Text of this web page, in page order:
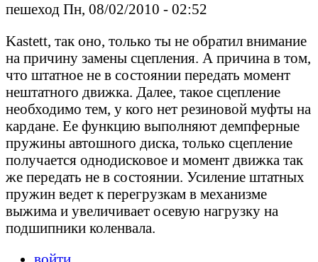
пешеход Пн, 08/02/2010 - 02:52
Kastett, так оно, только ты не обратил внимание
на причину замены сцепления. А причина в том,
что штатное не в состоянии передать момент
нештатного движка. Далее, такое сцепление
необходимо тем, у кого нет резиновой муфты на
кардане. Ее функцию выполняют демпферные
пружины автошного диска, только сцепление
получается однодисковое и момент движка так
же передать не в состоянии. Усиление штатных
пружин ведет к перегрузкам в механизме
выжима и увеличивает осевую нагрузку на
подшипники коленвала.